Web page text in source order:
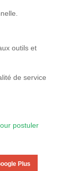
outils et
de service
postuler
Plus